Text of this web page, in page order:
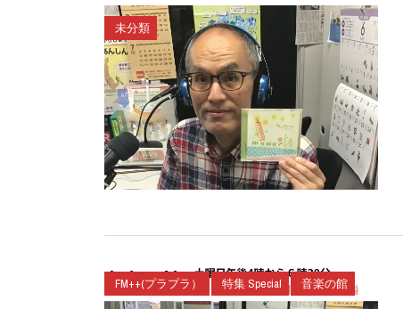
未分類
FM++(プラプラ） 特集 Special 音楽の館